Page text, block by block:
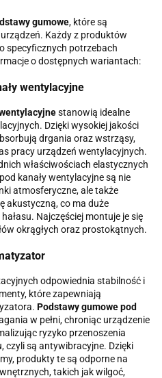
gumowe, które są
Każdy z produktów
specyficznych potrzebach
o dostępnych wariantach:
wentylacyjne
stanowią idealne
Dzięki wysokiej jakości
drgania oraz wstrząsy,
pracy urządzeń wentylacyjnych.
właściwościach elastycznych
kanały wentylacyjne są nie
atmosferyczne, ale także
akustyczną, co ma duże
Najczęściej montuje je się
okrągłych oraz prostokątnych.
odpowiednia stabilność i
które zapewniają
Podstawy gumowe pod
w pełni, chroniąc urządzenie
ryzyko przenoszenia
czyli są antywibracyjne. Dzięki
produkty te są odporne na
takich jak wilgoć,